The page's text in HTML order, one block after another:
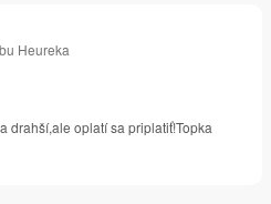
Heureka
drahší,ale oplatí sa priplatiť!Topka